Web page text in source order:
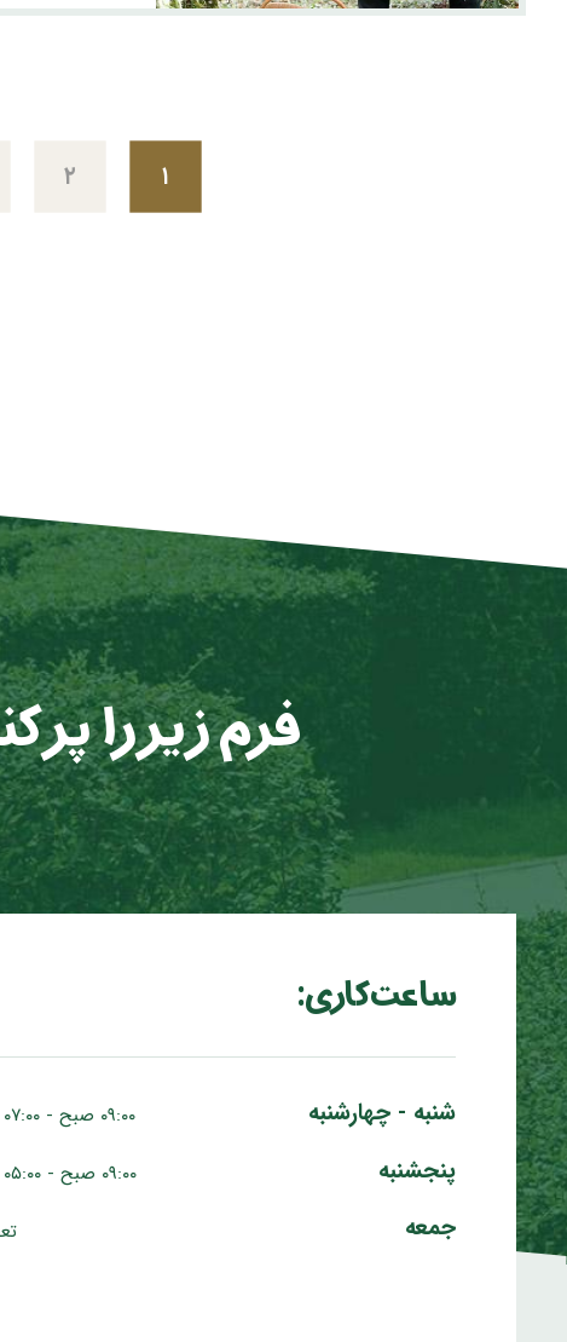
۱ ۲
فرم زیر را
ساعت کاری:
شنبه - چهارشنبه ۰۹:۰۰ صبح - ۰۷:۰۰ عصر
پنجشنبه ۰۹:۰۰ صبح - ۰۵:۰۰ عصر
جمعه